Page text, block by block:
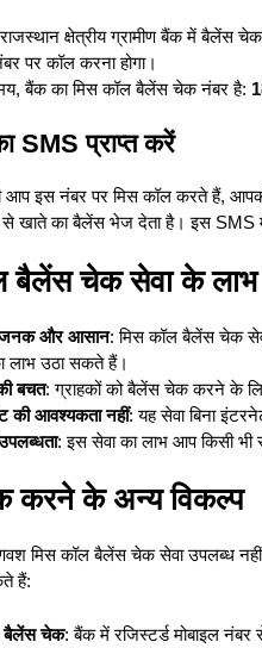
राजस्थान क्षेत्रीय ग्रामीण बैंक में बैलेंस
पर कॉल करना होगा।
बैंक का मिस कॉल बैलेंस चेक नंबर है:
SMS प्राप्त करें
आप इस नंबर पर मिस कॉल करते हैं,
से खाते का बैलेंस भेज देता है। इस SMS
बैलेंस चेक सेवा के लाभ
और आसान: मिस कॉल बैलेंस चेक
लाभ उठा सकते हैं।
बचत: ग्राहकों को बैलेंस चेक करने के
की आवश्यकता नहीं: यह सेवा बिना
: इस सेवा का लाभ आप किसी
करने के अन्य विकल्प
मिस कॉल बैलेंस चेक सेवा उपलब्ध
हैं:
बैलेंस चेक: बैंक में रजिस्टर्ड मोबाइल